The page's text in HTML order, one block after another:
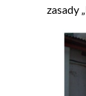
zasady